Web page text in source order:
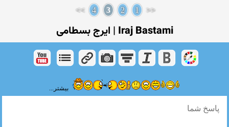
<<
1
2
3
4
>>
Iraj Bastami | ایرج بسطامی
بیشتر...